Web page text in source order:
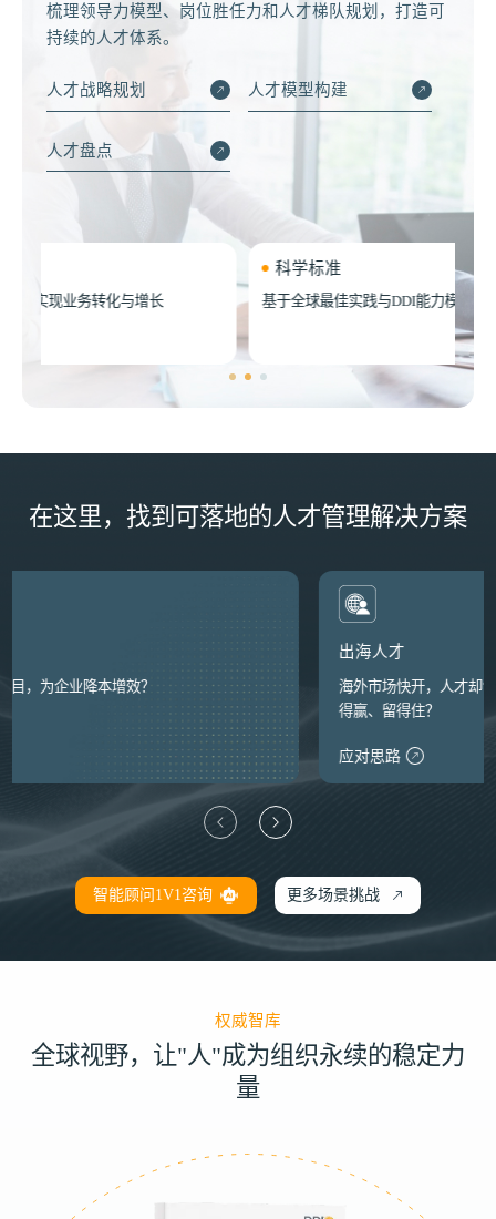
梳理领导力模型、岗位胜任力和人才梯队规划，打造可
持续的人才体系。
人才战略规划 人才模型构建
人才盘点
基于全球最佳实践与DDI能力模型，确保方案科学、可落地
在这里，找到可落地的人才管理解决方案
海外市场快开，人才却“水土不服”，如何让出海人才送得出、打
智能顾问1V1咨询 更多场景挑战
权威智库
全球视野，让"人"成为组织永续的稳定力
量